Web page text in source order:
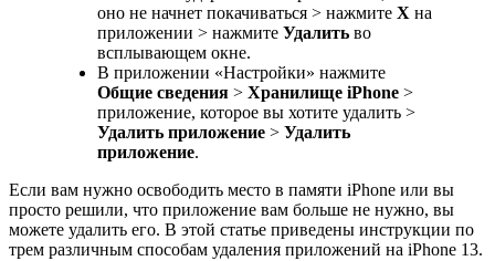
оно не начнет покачиваться > нажмите X на
приложении > нажмите Удалить во
всплывающем окне.
В приложении «Настройки» нажмите
Общие сведения > Хранилище iPhone >
приложение, которое вы хотите удалить >
Удалить приложение > Удалить
приложение.
Если вам нужно освободить место в памяти iPhone или вы
просто решили, что приложение вам больше не нужно, вы
можете удалить его. В этой статье приведены инструкции по
трем различным способам удаления приложений на iPhone 13.